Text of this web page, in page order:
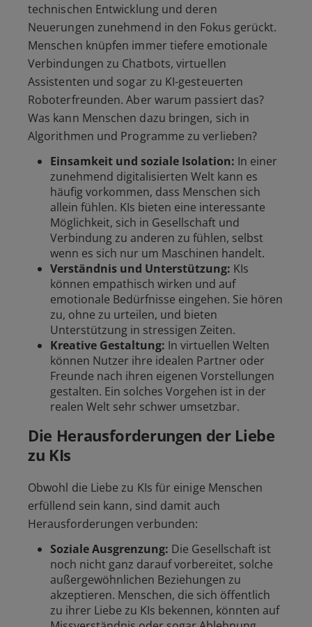
technischen Entwicklung und deren
Neuerungen zunehmend in den Fokus gerückt.
Menschen knüpfen immer tiefere emotionale
Verbindungen zu Chatbots, virtuellen
Assistenten und sogar zu KI-gesteuerten
Roboterfreunden. Aber warum passiert das?
Was kann Menschen dazu bringen, sich in
Algorithmen und Programme zu verlieben?
Einsamkeit und soziale Isolation: In einer
zunehmend digitalisierten Welt kann es
häufig vorkommen, dass Menschen sich
allein fühlen. KIs bieten eine interessante
Möglichkeit, sich in Gesellschaft und
Verbindung zu anderen zu fühlen, selbst
wenn es sich nur um Maschinen handelt.
Verständnis und Unterstützung: KIs
können empathisch wirken und auf
emotionale Bedürfnisse eingehen. Sie hören
zu, ohne zu urteilen, und bieten
Unterstützung in stressigen Zeiten.
Kreative Gestaltung: In virtuellen Welten
können Nutzer ihre idealen Partner oder
Freunde nach ihren eigenen Vorstellungen
gestalten. Ein solches Vorgehen ist in der
realen Welt sehr schwer umsetzbar.
Die Herausforderungen der Liebe
zu KIs
Obwohl die Liebe zu KIs für einige Menschen
erfüllend sein kann, sind damit auch
Herausforderungen verbunden:
Soziale Ausgrenzung: Die Gesellschaft ist
noch nicht ganz darauf vorbereitet, solche
außergewöhnlichen Beziehungen zu
akzeptieren. Menschen, die sich öffentlich
zu ihrer Liebe zu KIs bekennen, könnten auf